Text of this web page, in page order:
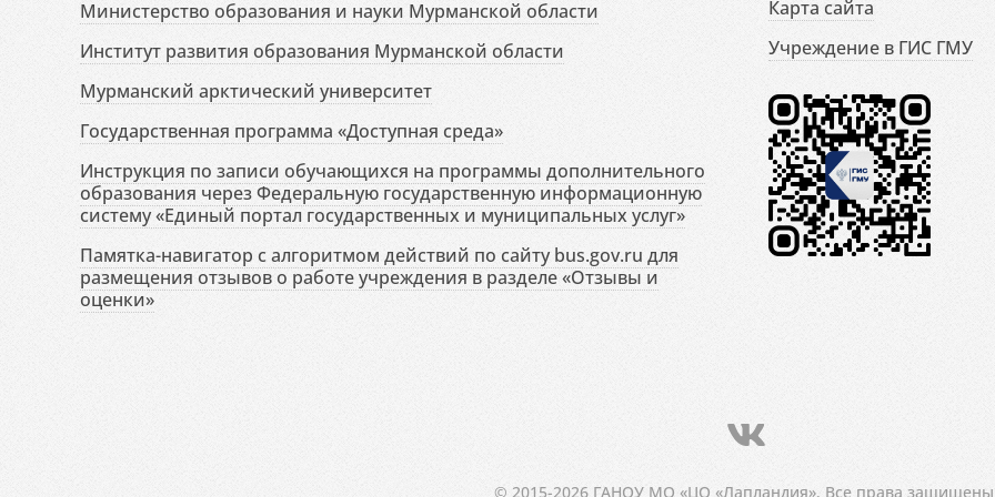
Министерство образования и науки Мурманской области
Институт развития образования Мурманской области
Мурманский арктический университет
Государственная программа «Доступная среда»
Инструкция по записи обучающихся на программы дополнительного
образования через Федеральную государственную информационную
систему «Единый портал государственных и муниципальных услуг»
Памятка-навигатор с алгоритмом действий по сайту bus.gov.ru для
размещения отзывов о работе учреждения в разделе «Отзывы и
оценки»
Карта сайта
Учреждение в ГИС ГМУ
© 2015-2026 ГАНОУ МО «ЦО «Лапландия». Все права